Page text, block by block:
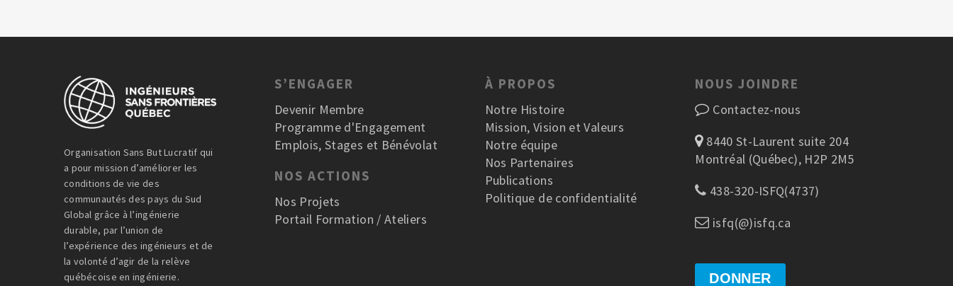
Organisation Sans But Lucratif qui
a pour mission d’améliorer les
conditions de vie des
communautés des pays du Sud
Global grâce à l’ingénierie
durable, par l’union de
l’expérience des ingénieurs et de
la volonté d’agir de la relève
québécoise en ingénierie.
S’ENGAGER
Devenir Membre
Programme d'Engagement
Emplois, Stages et Bénévolat
NOS ACTIONS
Nos Projets
Portail Formation / Ateliers
À PROPOS
Notre Histoire
Mission, Vision et Valeurs
Notre équipe
Nos Partenaires
Publications
Politique de confidentialité
NOUS JOINDRE
Contactez-nous
8440 St-Laurent suite 204
Montréal (Québec), H2P 2M5
438-320-ISFQ(4737)
isfq(@)isfq.ca
DONNER